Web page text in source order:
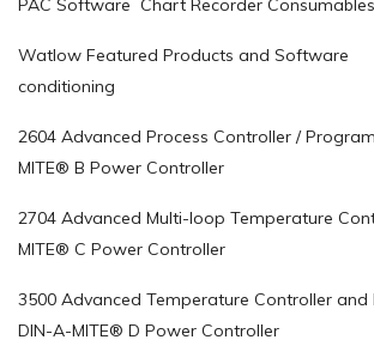
PAC Software Chart Recorder Consumables
Watlow Featured Products and
conditioning
2604 Advanced Process Controller /
MITE® B Power Controller
2704 Advanced Multi-loop Temperature
MITE® C Power Controller
3500 Advanced Temperature Controller
DIN-A-MITE® D Power Controller